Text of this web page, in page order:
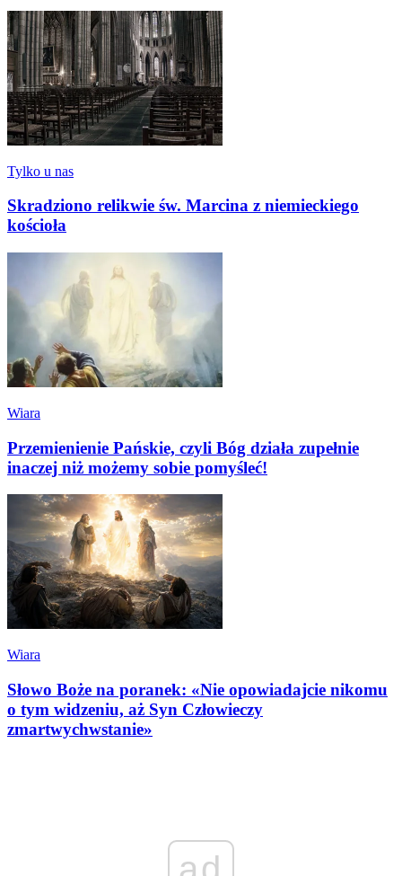
Tylko u nas
Skradziono relikwie św. Marcina z niemieckiego
kościoła
Wiara
Przemienienie Pańskie, czyli Bóg działa zupełnie
inaczej niż możemy sobie pomyśleć!
Wiara
Słowo Boże na poranek: «Nie opowiadajcie nikomu
o tym widzeniu, aż Syn Człowieczy
zmartwychwstanie»